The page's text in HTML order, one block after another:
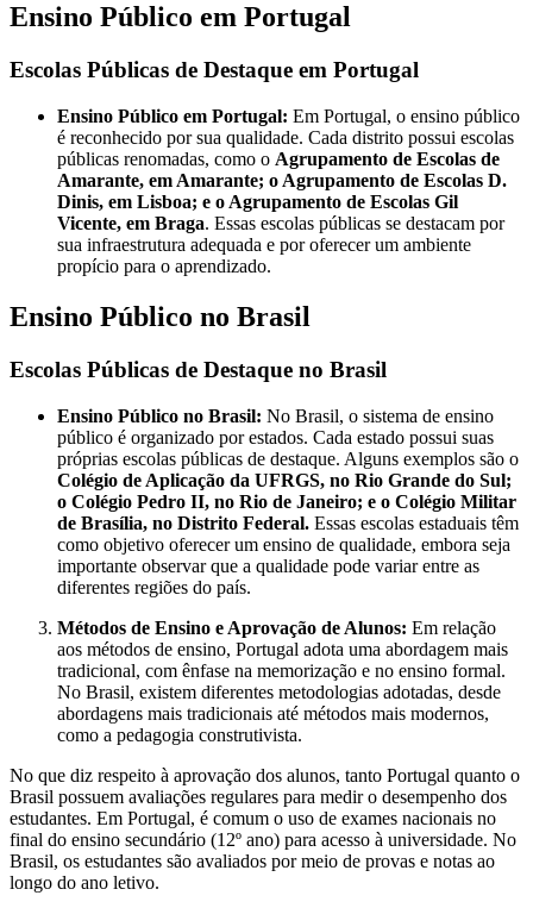
Ensino Público em Portugal
Escolas Públicas de Destaque em Portugal
Ensino Público em Portugal: Em Portugal, o ensino público
é reconhecido por sua qualidade. Cada distrito possui escolas
públicas renomadas, como o Agrupamento de Escolas de
Amarante, em Amarante; o Agrupamento de Escolas D.
Dinis, em Lisboa; e o Agrupamento de Escolas Gil
Vicente, em Braga. Essas escolas públicas se destacam por
sua infraestrutura adequada e por oferecer um ambiente
propício para o aprendizado.
Ensino Público no Brasil
Escolas Públicas de Destaque no Brasil
Ensino Público no Brasil: No Brasil, o sistema de ensino
público é organizado por estados. Cada estado possui suas
próprias escolas públicas de destaque. Alguns exemplos são o
Colégio de Aplicação da UFRGS, no Rio Grande do Sul;
o Colégio Pedro II, no Rio de Janeiro; e o Colégio Militar
de Brasília, no Distrito Federal. Essas escolas estaduais têm
como objetivo oferecer um ensino de qualidade, embora seja
importante observar que a qualidade pode variar entre as
diferentes regiões do país.
Métodos de Ensino e Aprovação de Alunos: Em relação
aos métodos de ensino, Portugal adota uma abordagem mais
tradicional, com ênfase na memorização e no ensino formal.
No Brasil, existem diferentes metodologias adotadas, desde
abordagens mais tradicionais até métodos mais modernos,
como a pedagogia construtivista.
No que diz respeito à aprovação dos alunos, tanto Portugal quanto o
Brasil possuem avaliações regulares para medir o desempenho dos
estudantes. Em Portugal, é comum o uso de exames nacionais no
final do ensino secundário (12º ano) para acesso à universidade. No
Brasil, os estudantes são avaliados por meio de provas e notas ao
longo do ano letivo.